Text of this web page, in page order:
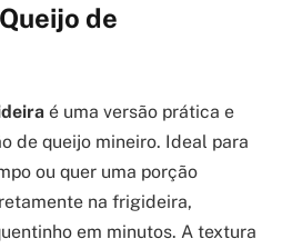
de
é uma versão prática e
de queijo mineiro. Ideal para
ou quer uma porção
na frigideira,
em minutos. A textura